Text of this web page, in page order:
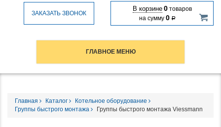
ЗАКАЗАТЬ ЗВОНОК
В корзине 0товаров
на сумму 0 Р
ГЛАВНОЕ МЕНЮ
Главная Каталог
Котельное оборудование
Группы быстрого монтажа
Группы быстрого монтажа Viessmann